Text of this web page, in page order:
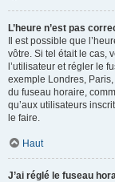
L’heure n’est pas
Il est possible que
vôtre. Si tel était le cas,
l’utilisateur et régler le
exemple Londres,
du fuseau horaire,
qu’aux utilisateurs
le faire.
Haut
J’ai réglé le fuseau